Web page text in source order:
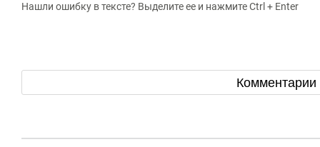
Нашли ошибку в тексте? Выделите ее и нажмите Ctrl + Enter
Комментарии